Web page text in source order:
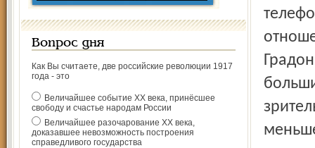
Вопрос дня
Как Вы считаете, две российские революции 1917
года - это
Величайшее событие ХХ века, принёсшее
свободу и счастье народам России
Величайшее разочарование ХХ века,
доказавшее невозможность построения
справедливого государства